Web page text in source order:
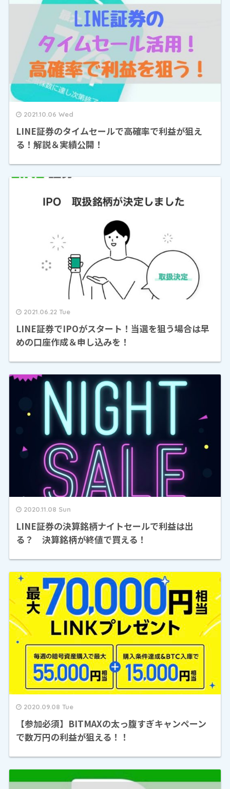
2021.10.06 Wed
LINE証券のタイムセールで高確率で利益が狙え
る！解説＆実績公開！
2021.06.22 Tue
LINE証券でIPOがスタート！当選を狙う場合は早
めの口座作成＆申し込みを！
2020.11.08 Sun
LINE証券の決算銘柄ナイトセールで利益は出
る？ 決算銘柄が終値で買える！
2020.09.08 Tue
【参加必須】BITMAXの太っ腹すぎキャンペーン
で数万円の利益が狙える！！